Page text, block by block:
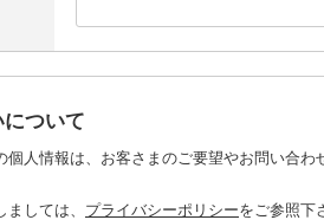
ついて
個人情報は、お客さまのご要望やお問い合
しては、 プライバシーポリシーをご参照下